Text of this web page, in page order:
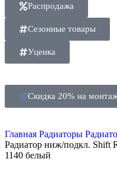
Распродажа
Сезонные товары
Уценка
Скидка 20% на
Главная Радиаторы
Радиатор ниж/подкл. Shift
1140 белый